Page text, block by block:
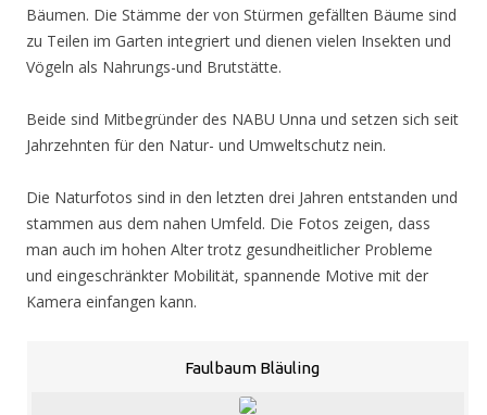
Bäumen. Die Stämme der von Stürmen gefällten Bäume sind
zu Teilen im Garten integriert und dienen vielen Insekten und
Vögeln als Nahrungs-und Brutstätte.
Beide sind Mitbegründer des NABU Unna und setzen sich seit
Jahrzehnten für den Natur- und Umweltschutz nein.
Die Naturfotos sind in den letzten drei Jahren entstanden und
stammen aus dem nahen Umfeld. Die Fotos zeigen, dass
man auch im hohen Alter trotz gesundheitlicher Probleme
und eingeschränkter Mobilität, spannende Motive mit der
Kamera einfangen kann.
Faulbaum Bläuling